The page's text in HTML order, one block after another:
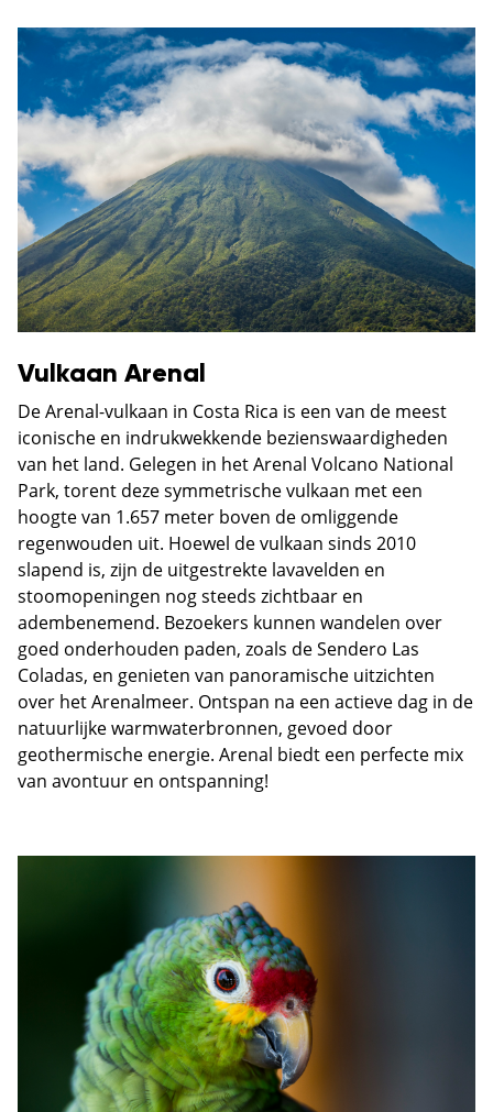
Vulkaan Arenal
De Arenal-vulkaan in Costa Rica is een van de meest
iconische en indrukwekkende bezienswaardigheden
van het land. Gelegen in het Arenal Volcano National
Park, torent deze symmetrische vulkaan met een
hoogte van 1.657 meter boven de omliggende
regenwouden uit. Hoewel de vulkaan sinds 2010
slapend is, zijn de uitgestrekte lavavelden en
stoomopeningen nog steeds zichtbaar en
adembenemend. Bezoekers kunnen wandelen over
goed onderhouden paden, zoals de Sendero Las
Coladas, en genieten van panoramische uitzichten
over het Arenalmeer. Ontspan na een actieve dag in de
natuurlijke warmwaterbronnen, gevoed door
geothermische energie. Arenal biedt een perfecte mix
van avontuur en ontspanning!